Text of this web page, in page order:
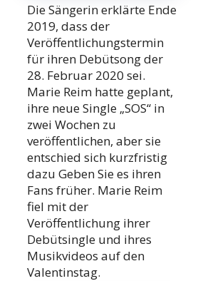
Die Sängerin erklärte Ende
2019, dass der
Veröffentlichungstermin
für ihren Debütsong der
28. Februar 2020 sei.
Marie Reim hatte geplant,
ihre neue Single „SOS“ in
zwei Wochen zu
veröffentlichen, aber sie
entschied sich kurzfristig
dazu Geben Sie es ihren
Fans früher. Marie Reim
fiel mit der
Veröffentlichung ihrer
Debütsingle und ihres
Musikvideos auf den
Valentinstag.